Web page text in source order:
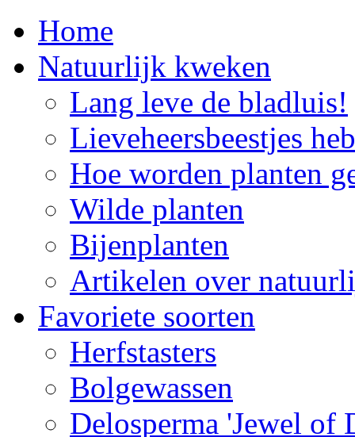
Home
Natuurlijk kweken
Lang leve de bladluis!
Lieveheersbeestjes
Hoe worden planten
Wilde planten
Bijenplanten
Artikelen over
Favoriete soorten
Herfstasters
Bolgewassen
Delosperma 'Jewel of